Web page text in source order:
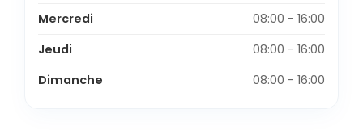
Mercredi
08:00 - 16:00
Jeudi
08:00 - 16:00
Dimanche
08:00 - 16:00